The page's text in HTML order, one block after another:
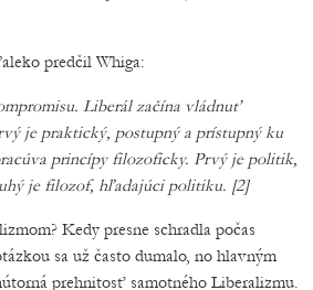
predčil Whiga:
Liberál začína vládnuť
je praktický, postupný a prístupný ku
princípy filozoficky. Prvý je politik,
je filozof, hľadajúci politiku. [2]
Kedy presne schradla počas
sa už často dumalo, no hlavným
prehnitosť samotného Liberalizmu.